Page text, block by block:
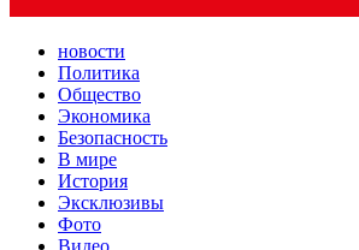
новости
Политика
Общество
Экономика
Безопасность
В мире
История
Эксклюзивы
Фото
Видео